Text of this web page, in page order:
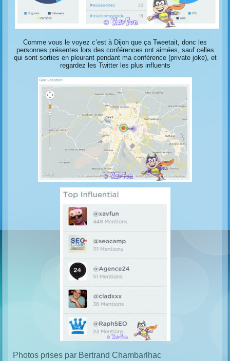
Comme vous le voyez c’est à Dijon que ça Tweetait, donc les
personnes présentes lors des conférences ont aimées, sauf celles
qui sont sorties en pleurant pendant ma conférence (private joke), et
regardez les Twitter les plus influents
Photos prises par Bertrand Chambarlhac